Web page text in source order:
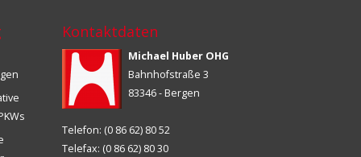
Kontaktdaten
Michael Huber OHG
Bahnhofstraße 3
83346 - Bergen
Telefon: (0 86 62) 80 52
Telefax: (0 86 62) 80 30